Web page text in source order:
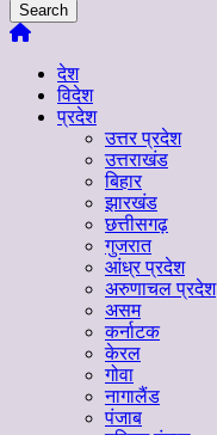
Search
देश
विदेश
प्रदेश
उत्तर प्रदेश
उत्तराखंड
बिहार
झारखंड
छत्तीसगढ़
गुजरात
आंध्र प्रदेश
अरुणाचल प्रदेश
असम
कर्नाटक
केरल
गोवा
नागालैंड
पंजाब